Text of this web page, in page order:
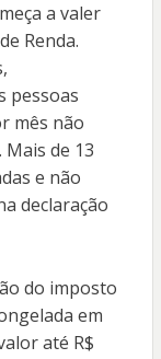
a valer
Renda.
pessoas
mês não
de 13
e não
declaração
do imposto
em
até R$